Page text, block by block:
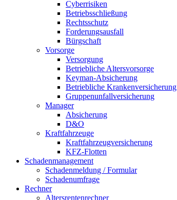
Cyberrisiken
Betriebsschließung
Rechtsschutz
Forderungsausfall
Bürgschaft
Vorsorge
Versorgung
Betriebliche Altersvorsorge
Keyman-Absicherung
Betriebliche Krankenversicherung
Gruppenunfallversicherung
Manager
Absicherung
D&O
Kraftfahrzeuge
Kraftfahrzeugversicherung
KFZ-Flotten
Schadenmanagement
Schadenmeldung / Formular
Schadenumfrage
Rechner
Altersrentenrechner